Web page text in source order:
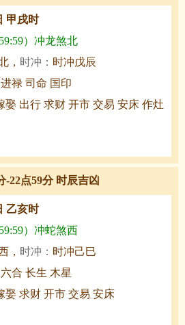
甲戌时
）冲龙煞北
， 时冲： 时冲戊辰
禄 司命 国印
娶 出行 求财 开市 交易 安床 作灶
-22点59分 时辰吉凶
乙亥时
）冲蛇煞西
， 时冲： 时冲己巳
合 长生 木星
娶 求财 开市 交易 安床